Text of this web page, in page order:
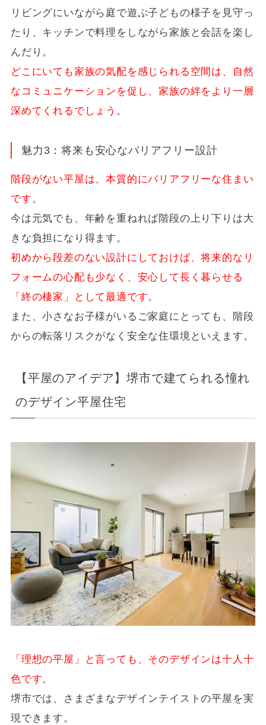
リビングにいながら庭で遊ぶ子どもの様子を見守っ
たり、キッチンで料理をしながら家族と会話を楽し
んだり。
どこにいても家族の気配を感じられる空間は、自然
なコミュニケーションを促し、家族の絆をより一層
深めてくれるでしょう。
魅力3：将来も安心なバリアフリー設計
階段がない平屋は、本質的にバリアフリーな住まい
です。
今は元気でも、年齢を重ねれば階段の上り下りは大
きな負担になり得ます。
初めから段差のない設計にしておけば、将来的なリ
フォームの心配も少なく、安心して長く暮らせる
「終の棲家」として最適です。
また、小さなお子様がいるご家庭にとっても、階段
からの転落リスクがなく安全な住環境といえます。
【平屋のアイデア】堺市で建てられる憧れ
のデザイン平屋住宅
「理想の平屋」と言っても、そのデザインは十人十
色です。
堺市では、さまざまなデザインテイストの平屋を実
現できます。